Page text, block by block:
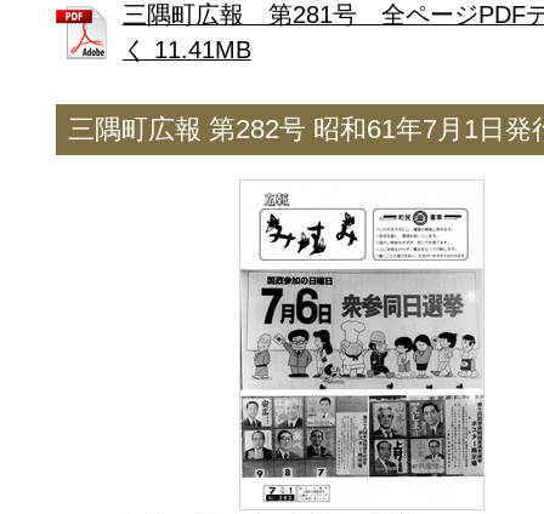
三隅町広報 第281号 全ページPDF
く 11.41MB
三隅町広報 第282号 昭和61年7月1日発